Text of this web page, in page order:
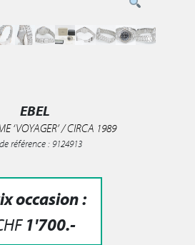
EBEL
‘VOYAGER’ / CIRCA 1989
référence : 9124913
occasion :
1'700.-